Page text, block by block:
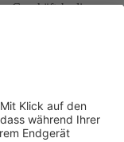
zu beachten. Wir
selbstständige
angeboten.